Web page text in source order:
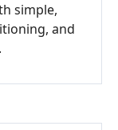
simple,
and